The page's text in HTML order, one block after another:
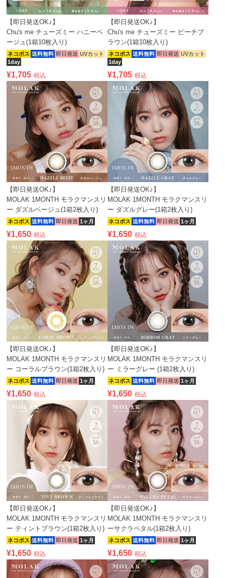
【即日発送OK♪】
Chu's me チューズミー ハニーベ
ージュ(1箱10枚入り)
ネコポス 送料無料 即日発送 UVカット
1day
¥1,705 税込
【即日発送OK♪】
Chu's me チューズミー ピーチブ
ラウン(1箱10枚入り)
ネコポス 送料無料 即日発送 UVカット
1day
¥1,705 税込
【即日発送OK♪】
MOLAK 1MONTH モラクマンスリ
ー ダズルベージュ(1箱2枚入り)
ネコポス 送料無料 即日発送 1ヶ月
¥1,650 税込
【即日発送OK♪】
MOLAK 1MONTH モラクマンスリ
ー ダズルグレー(1箱2枚入り)
ネコポス 送料無料 即日発送 1ヶ月
¥1,650 税込
【即日発送OK♪】
MOLAK 1MONTH モラクマンスリ
ー コーラルブラウン(1箱2枚入り)
ネコポス 送料無料 即日発送 1ヶ月
¥1,650 税込
【即日発送OK♪】
MOLAK 1MONTH モラクマンスリ
ー ミラーグレー (1箱2枚入り)
ネコポス 送料無料 即日発送 1ヶ月
¥1,650 税込
【即日発送OK♪】
MOLAK 1MONTH モラクマンスリ
ー ティントブラウン(1箱2枚入り)
ネコポス 送料無料 即日発送 1ヶ月
¥1,650 税込
【即日発送OK♪】
MOLAK 1MONTH モラクマンスリ
ーサクラペタル(1箱2枚入り)
ネコポス 送料無料 即日発送 1ヶ月
¥1,650 税込